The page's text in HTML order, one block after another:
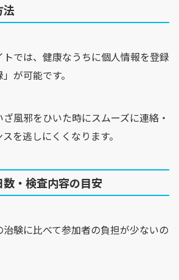
法
では、健康なうちに個人情報を登録
が可能です。
風邪をひいた時にスムーズに連絡・
を逃しにくくなります。
・検査内容の目安
験に比べて参加者の負担が少ないの